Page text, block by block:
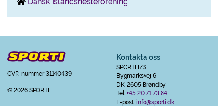
CVR-nummer 31140439
© 2026 SPORTI
Kontakta oss
SPORTI I/S
Bygmarksvej 6
DK-2605 Brøndby
Tel:+45 20 71 73 84
E-post:info@sporti.dk